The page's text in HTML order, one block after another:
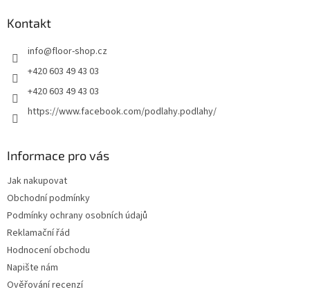
Kontakt
info@floor-shop.cz
+420 603 49 43 03
+420 603 49 43 03
https://www.facebook.com/podlahy.podlahy/
Informace pro vás
Jak nakupovat
Obchodní podmínky
Podmínky ochrany osobních údajů
Reklamační řád
Hodnocení obchodu
Napište nám
Ověřování recenzí